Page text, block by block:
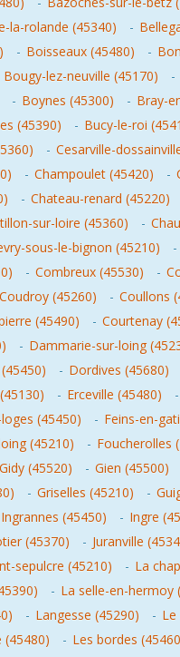
la-rolande (45340) -
- Boisseaux (45480) -
Bougy-lez-neuville (45170) -
- Boynes (45300) - Bray-
(45390) - Bucy-le-roi
- Cesarville-
- Champoulet (45420) -
- Chateau-renard (45220)
sur-loire (45360) -
sous-le-bignon (45210) -
- Combreux (45530) -
Coudroy (45260) - Coullons
(45490) - Courtenay
- Dammarie-sur-loing
- Dordives (45680)
- Erceville (45480) -
(45450) - Feins-en-
(45210) - Foucherolles
Gidy (45520) - Gien (45500)
- Griselles (45210) -
Ingrannes (45450) - Ingre
(45370) - Juranville
sepulcre (45210) - La
- La selle-en-hermoy
- Langesse (45290) -
(45480) - Les bordes